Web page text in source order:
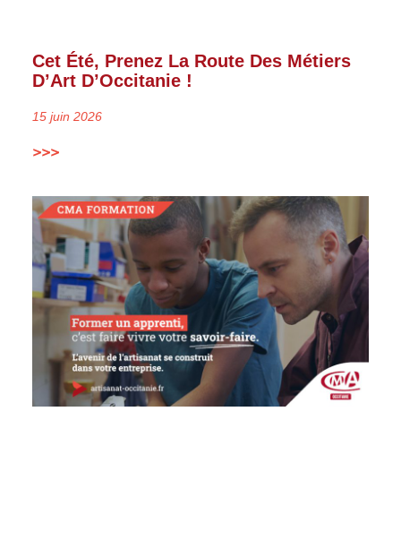
Cet Été, Prenez La Route Des Métiers
D’Art D’Occitanie !
15 juin 2026
>>>